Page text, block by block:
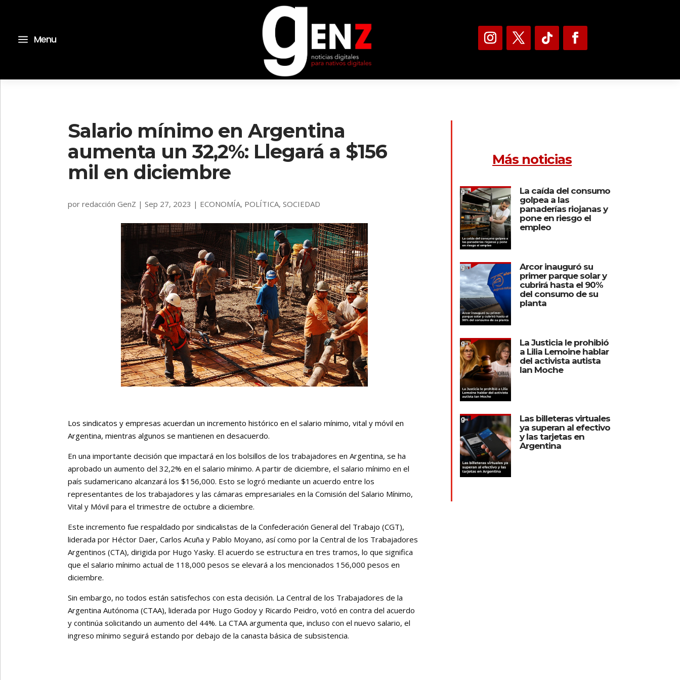
a Menu
Salario mínimo en Argentina
aumenta un 32,2%: Llegará a $156
mil en diciembre
porredacción GenZ |Sep 27, 2023 | ECONOMÍA, POLÍTICA,SOCIEDAD
Los sindicatos y empresas acuerdan un incremento histórico en el salario mínimo, vital y móvil en
Argentina, mientras algunos se mantienen en desacuerdo.
En una importante decisión que impactará en los bolsillos de los trabajadores en Argentina, se ha
aprobado un aumento del 32,2% en el salario mínimo. A partir de diciembre, el salario mínimo en el
país sudamericano alcanzará los $156,000. Esto se logró mediante un acuerdo entre los
representantes de los trabajadores y las cámaras empresariales en la Comisión del Salario Mínimo,
Vital y Móvil para el trimestre de octubre a diciembre.
Este incremento fue respaldado por sindicalistas de la Confederación General del Trabajo (CGT),
liderada por Héctor Daer, Carlos Acuña y Pablo Moyano, así como por la Central de los Trabajadores
Argentinos (CTA), dirigida por Hugo Yasky. El acuerdo se estructura en tres tramos, lo que significa
que el salario mínimo actual de 118,000 pesos se elevará a los mencionados 156,000 pesos en
diciembre.
Sin embargo, no todos están satisfechos con esta decisión. La Central de los Trabajadores de la
Argentina Autónoma (CTAA), liderada por Hugo Godoy y Ricardo Peidro, votó en contra del acuerdo
y continúa solicitando un aumento del 44%. La CTAA argumenta que, incluso con el nuevo salario, el
ingreso mínimo seguirá estando por debajo de la canasta básica de subsistencia.
Más noticias
La caída del consumo
golpea a las
panaderías riojanas y
pone en riesgo el
empleo
Arcor inauguró su
primer parque solar y
cubrirá hasta el 90%
del consumo de su
planta
La Justicia le prohibió
a Lilia Lemoine hablar
del activista autista
Ian Moche
Las billeteras virtuales
ya superan al efectivo
y las tarjetas en
Argentina